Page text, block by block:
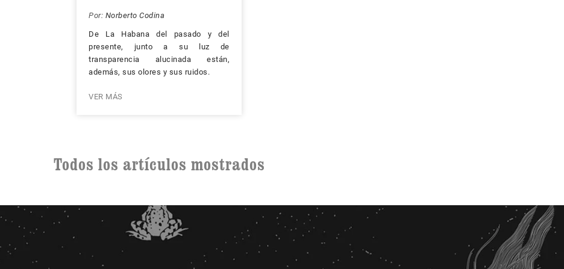
Por: Norberto Codina
De La Habana del pasado y del
presente, junto a su luz de
transparencia alucinada están,
además, sus olores y sus ruidos.
VER MÁS
Todos los artículos mostrados